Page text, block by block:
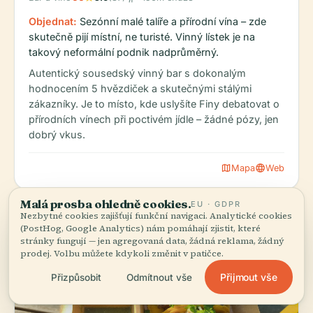
Objednat: Sezónní malé talíře a přírodní vína – zde
skutečně pijí místní, ne turisté. Vinný lístek je na
takový neformální podnik nadprůměrný.
Autentický sousedský vinný bar s dokonalým
hodnocením 5 hvězdiček a skutečnými stálými
zákazníky. Je to místo, kde uslyšíte Finy debatovat o
přírodních vínech při poctivém jídle – žádné pózy, jen
dobrý vkus.
mapMapalanguageWeb
Malá prosba ohledně cookies.EU · GDPR
Nezbytné cookies zajišťují funkční navigaci. Analytické cookies
(PostHog, Google Analytics) nám pomáhají zjistit, které
stránky fungují — jen agregovaná data, žádná reklama, žádný
prodej. Volbu můžete kdykoli změnit v patičce.
Přizpůsobit Odmítnout vše Přijmout vše